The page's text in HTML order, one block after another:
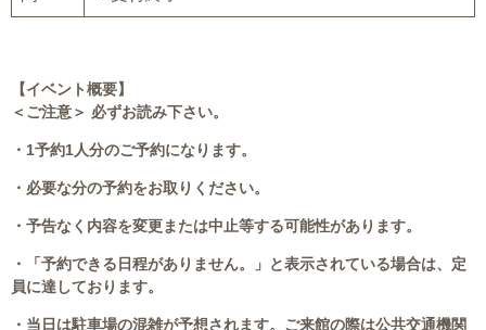
【イベント概要】
＜ご注意＞ 必ずお読み下さい。
・1予約1人分のご予約になります。
・必要な分の予約をお取りください。
・予告なく内容を変更または中止等する可能性があります。
・「予約できる日程がありません。」と表示されている場合は、定
員に達しております。
・当日は駐車場の混雑が予想されます。ご来館の際は公共交通機関